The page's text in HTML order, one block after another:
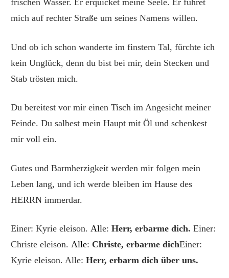
frischen Wasser.Er erquicket meine Seele. Er führet
mich auf rechter Straße um seines Namens willen.
Und ob ich schon wanderte im finstern Tal, fürchte ich
kein Unglück, denn du bist bei mir, dein Stecken und
Stab trösten mich.
Du bereitest vor mir einen Tisch im Angesicht meiner
Feinde.Du salbest mein Haupt mit Öl und schenkest
mir voll ein.
Gutes und Barmherzigkeit werden mir folgen mein
Leben lang,und ich werde bleiben im Hause des
HERRN immerdar.
Einer:Kyrie eleison.Alle: Herr, erbarme dich.Einer:
Christe eleison.Alle: Christe, erbarme dichEiner:
Kyrie eleison. Alle:Herr, erbarm dich über uns.